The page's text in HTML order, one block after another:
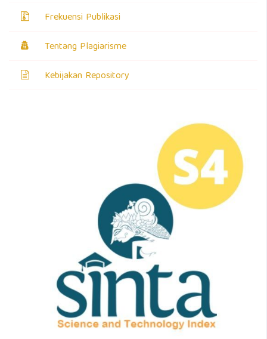
Frekuensi Publikasi
Tentang Plagiarisme
Kebijakan Repository